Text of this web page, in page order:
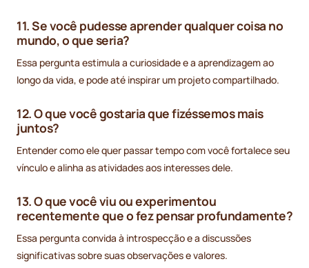
11. Se você pudesse aprender qualquer coisa no
mundo, o que seria?
Essa pergunta estimula a curiosidade e a aprendizagem ao
longo da vida, e pode até inspirar um projeto compartilhado.
12. O que você gostaria que fizéssemos mais
juntos?
Entender como ele quer passar tempo com você fortalece seu
vínculo e alinha as atividades aos interesses dele.
13. O que você viu ou experimentou
recentemente que o fez pensar profundamente?
Essa pergunta convida à introspecção e a discussões
significativas sobre suas observações e valores.